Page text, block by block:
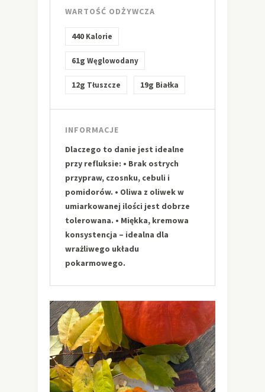
WARTOŚĆ ODŻYWCZA
440 Kalorie
61g Węglowodany
12g Tłuszcze 19g Białka
INFORMACJE
Dlaczego to danie jest idealne
przy refluksie: • Brak ostrych
przypraw, czosnku, cebuli i
pomidorów. • Oliwa z oliwek w
umiarkowanej ilości jest dobrze
tolerowana. • Miękka, kremowa
konsystencja – idealna dla
wrażliwego układu
pokarmowego.